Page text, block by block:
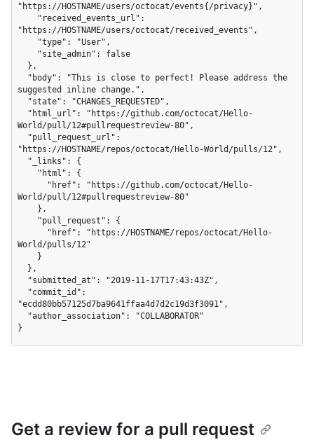
"https://HOSTNAME/users/octocat/events{/privacy}",
"https://HOSTNAME/users/octocat/received_events",
suggested inline change.",
World/pull/12#pullrequestreview-80",
"https://HOSTNAME/repos/octocat/Hello-World/pulls/12",
World/pull/12#pullrequestreview-80"
World/pulls/12"
"ecdd80bb57125d7ba9641ffaa4d7d2c19d3f3091",
}
Get a review for a pull request